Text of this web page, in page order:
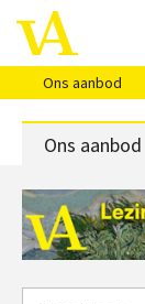
Ons aanbod
Home
Ons aanbod
Agenda
VAthuis
Over ons
Vragen?
Cadeaubon
Ons aanbod